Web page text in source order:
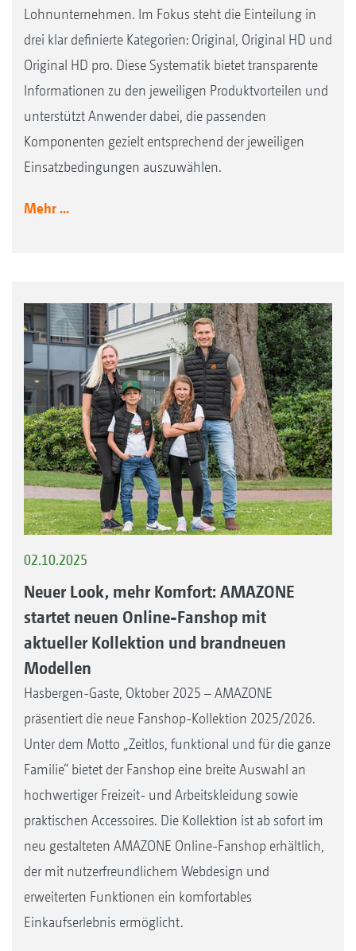
Lohnunternehmen. Im Fokus steht die Einteilung in
drei klar definierte Kategorien: Original, Original HD und
Original HD pro. Diese Systematik bietet transparente
Informationen zu den jeweiligen Produktvorteilen und
unterstützt Anwender dabei, die passenden
Komponenten gezielt entsprechend der jeweiligen
Einsatzbedingungen auszuwählen.
Mehr ...
02.10.2025
Neuer Look, mehr Komfort: AMAZONE
startet neuen Online-Fanshop mit
aktueller Kollektion und brandneuen
Modellen
Hasbergen-Gaste, Oktober 2025 – AMAZONE
präsentiert die neue Fanshop-Kollektion 2025/2026.
Unter dem Motto „Zeitlos, funktional und für die ganze
Familie“ bietet der Fanshop eine breite Auswahl an
hochwertiger Freizeit- und Arbeitskleidung sowie
praktischen Accessoires. Die Kollektion ist ab sofort im
neu gestalteten AMAZONE Online-Fanshop erhältlich,
der mit nutzerfreundlichem Webdesign und
erweiterten Funktionen ein komfortables
Einkaufserlebnis ermöglicht.